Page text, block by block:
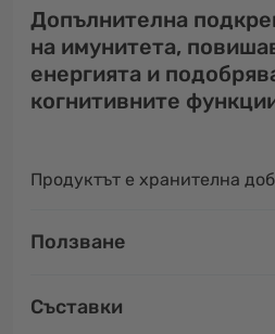
Допълнителна
на имунитета,
енергията и
когнитивните
Продуктът е хранителна
Ползване
Съставки